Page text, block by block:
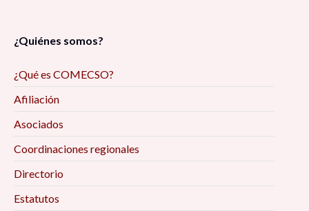
¿Quiénes somos?
¿Qué es COMECSO?
Afiliación
Asociados
Coordinaciones regionales
Directorio
Estatutos